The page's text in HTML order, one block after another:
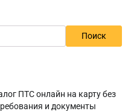
Поиск
ПТС онлайн на карту без
и документы